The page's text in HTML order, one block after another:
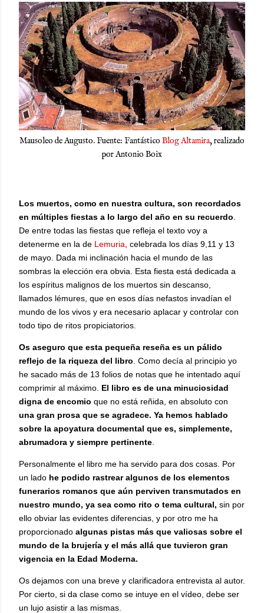
Mausoleo de Augusto. Fuente: Fantástico Blog Altamira, realizado
por Antonio Boix
Los muertos, como en nuestra cultura, son recordados
en múltiples fiestas a lo largo del año en su recuerdo
De entre todas las fiestas que refleja el texto voy a
detenerme en la de Lemuria , celebrada los días 9,11 y 13
de mayo. Dada mi inclinación hacia el mundo de las
sombras la elección era obvia. Esta fiesta está dedicada a
los espíritus malignos de los muertos sin descanso,
llamados lémures, que en esos días nefastos invadían el
mundo de los vivos y era necesario aplacar y controlar con
todo tipo de ritos propiciatorios.
Os aseguro que esta pequeña reseña es un pálido
reflejo de la riqueza del libro . Como decía al principio yo
he sacado más de 13 folios de notas que he intentado aquí
comprimir al máximo. El libro es de una minuciosidad
digna de encomio que no está reñida, en absoluto con
una gran prosa que se agradece. Ya hemos hablado
sobre la apoyatura documental que es, simplemente,
abrumadora y siempre pertinente
Personalmente el libro me ha servido para dos cosas. Por
un lado he podido rastrear algunos de los elementos
funerarios romanos que aún perviven transmutados en
nuestro mundo, ya sea como rito o tema cultural, sin por
ello obviar las evidentes diferencias, y por otro me ha
proporcionado algunas pistas más que valiosas sobre el
mundo de la brujería y el más allá que tuvieron gran
vigencia en la Edad Moderna.
Os dejamos con una breve y clarificadora entrevista al autor.
Por cierto, si da clase como se intuye en el vídeo, debe ser
un lujo asistir a las mismas.